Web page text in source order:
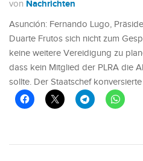
von Nachrichten
Asunción: Fernando Lugo,
Duarte Frutos sich nicht zum
keine weitere Vereidigung zu
dass kein Mitglied der PLRA die
sollte. Der Staatschef